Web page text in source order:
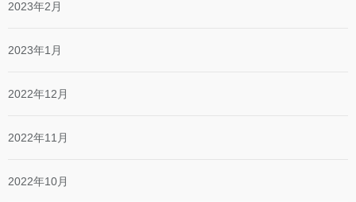
2023年2月
2023年1月
2022年12月
2022年11月
2022年10月